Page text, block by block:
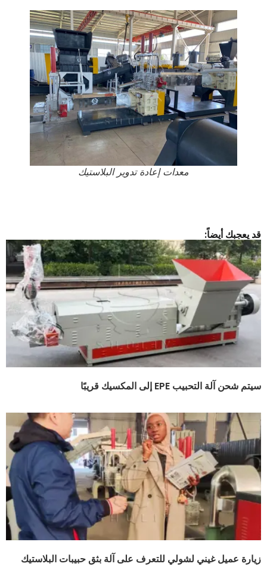
معدات إعادة تدوير البلاستيك
قد يعجبك أيضاً:
سيتم شحن آلة التحبيب EPE إلى المكسيك قريبًا
زيارة عميل غيني لشولي للتعرف على آلة بثق حبيبات البلاستيك